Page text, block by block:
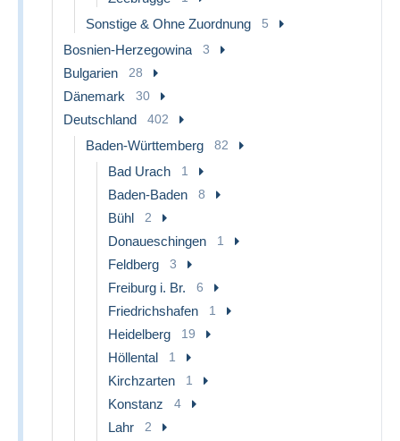
Sonstige & Ohne Zuordnung 5
Bosnien-Herzegowina 3
Bulgarien 28
Dänemark 30
Deutschland 402
Baden-Württemberg 82
Bad Urach 1
Baden-Baden 8
Bühl 2
Donaueschingen 1
Feldberg 3
Freiburg i. Br. 6
Friedrichshafen 1
Heidelberg 19
Höllental 1
Kirchzarten 1
Konstanz 4
Lahr 2